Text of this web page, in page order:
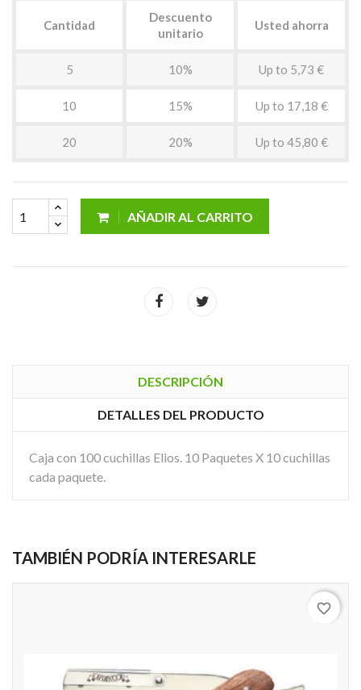
Cantidad
Descuento
unitario
Usted ahorra
5 10% Up to 5,73 €
10 15% Up to 17,18 €
20 20% Up to 45,80 €
AÑADIR AL CARRITO
DESCRIPCIÓN
DETALLES DEL PRODUCTO
Caja con 100 cuchillas Elios. 10 Paquetes X 10 cuchillas
cada paquete.
TAMBIÉN PODRÍA INTERESARLE
favorite_border